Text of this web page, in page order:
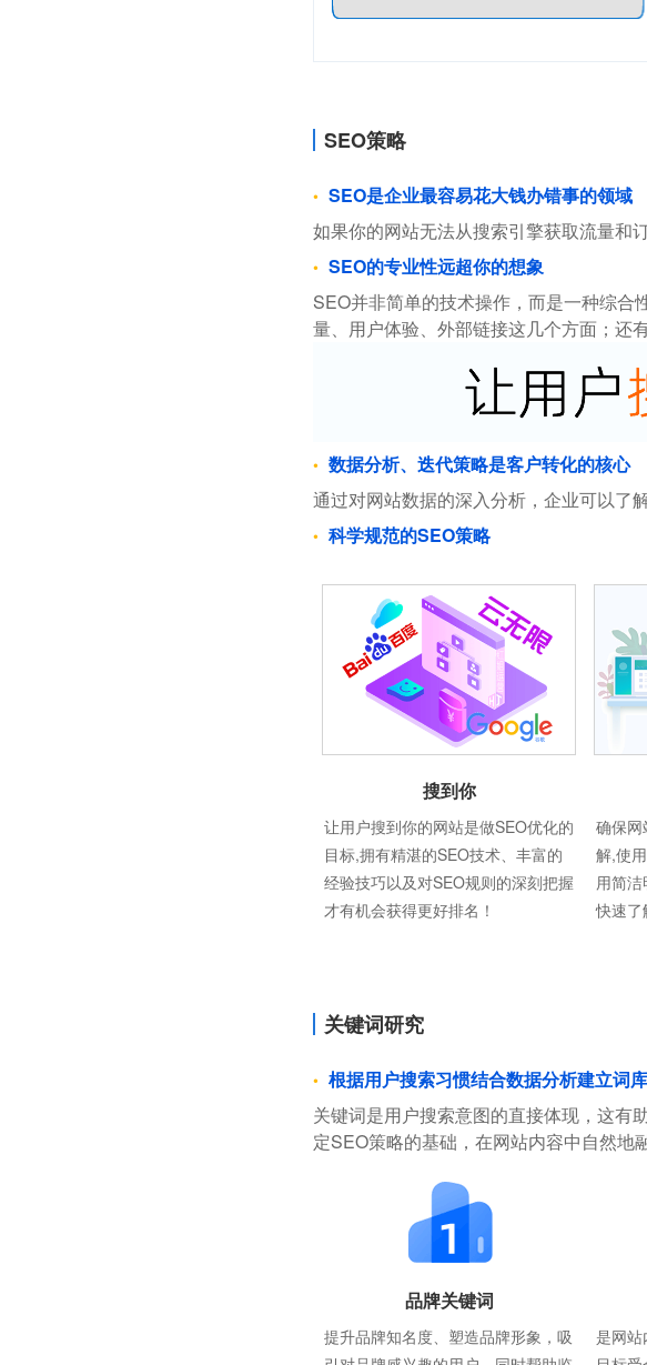
SEO策略
SEO是企业最容易花大钱办错事的领域
如果你的网站无法从搜索引擎获取流量和
SEO的专业性远超你的想象
SEO并非简单的技术操作，而是一种综
量、用户体验、外部链接这几个方面；还
数据分析、迭代策略是客户转化的核心
通过对网站数据的深入分析，企业可以了
科学规范的SEO策略
搜到你
让用户搜到你的网站是做SEO优化的
目标,拥有精湛的SEO技术、丰富的
经验技巧以及对SEO规则的深刻把握
才有机会获得更好排名！
确保网
解,使
用简
快速了
关键词研究
根据用户搜索习惯结合数据分析建立词库
关键词是用户搜索意图的直接体现，这有
定SEO策略的基础，在网站内容中自然地
品牌关键词
提升品牌知名度、塑造品牌形象，吸
是网站